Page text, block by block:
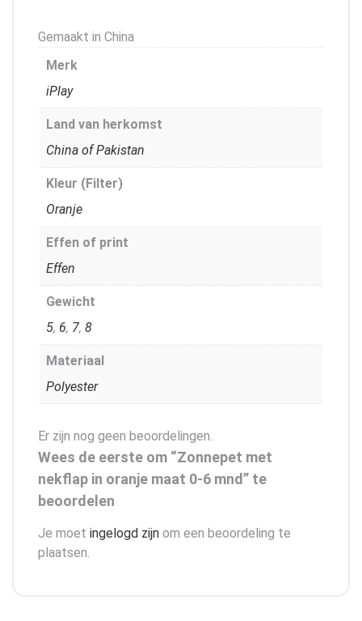
Gemaakt in China
Merk
iPlay
Land van herkomst
China of Pakistan
Kleur (Filter)
Oranje
Effen of print
Effen
Gewicht
5, 6, 7, 8
Materiaal
Polyester
Er zijn nog geen beoordelingen.
Wees de eerste om “Zonnepet met
nekflap in oranje maat 0-6 mnd” te
beoordelen
Je moet ingelogd zijn om een beoordeling te
plaatsen.